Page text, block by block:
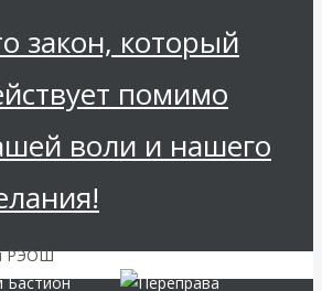
закон, который
помимо
воли и нашего
РЭОШ